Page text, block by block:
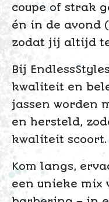
coupe of strak
én in de avond
zodat jij altijd
Bij
kwaliteit en
jassen worden
en hersteld,
kwaliteit scoort.
Kom langs,
een unieke mix